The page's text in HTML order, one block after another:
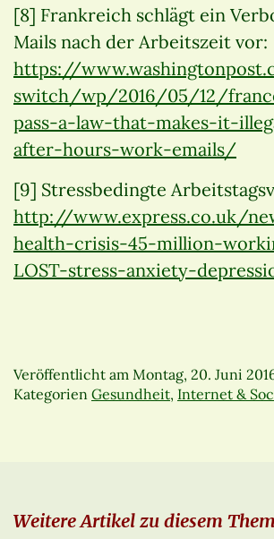
[8] Frankreich schlägt ein
Mails nach der Arbeitszeit vor:
https://
switch/wp/2016/05/12/
pass-a-law-that-makes-it-
after-hours-work-emails/
[9] Stressbedingte
http://www.express.co.uk/
health-crisis-45-million-
LOST-stress-anxiety-
Veröffentlicht am Montag, 20. Juni
Kategorien Gesundheit, Internet &
Weitere Artikel zu diesem